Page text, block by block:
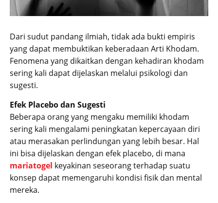
Dari sudut pandang ilmiah, tidak ada bukti empiris
yang dapat membuktikan keberadaan Arti Khodam.
Fenomena yang dikaitkan dengan kehadiran khodam
sering kali dapat dijelaskan melalui psikologi dan
sugesti.
Efek Placebo dan Sugesti
Beberapa orang yang mengaku memiliki khodam
sering kali mengalami peningkatan kepercayaan diri
atau merasakan perlindungan yang lebih besar. Hal
ini bisa dijelaskan dengan efek placebo, di mana
mariatogel keyakinan seseorang terhadap suatu
konsep dapat memengaruhi kondisi fisik dan mental
mereka.